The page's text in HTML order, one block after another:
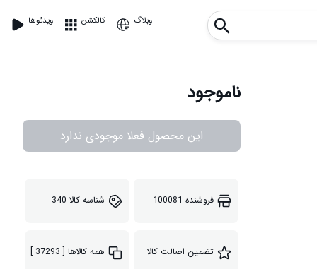
ویدئوها کالکشن وبلاگ
ناموجود
این محصول فعلا موجودی ندارد
فروشنده 100081 شناسه کالا 340
تضمین اصالت کالا همه کالاها [ 37293 ]